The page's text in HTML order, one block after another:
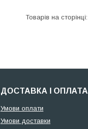
ДОСТАВКА І ОПЛАТА
Умови оплати
Умови доставки